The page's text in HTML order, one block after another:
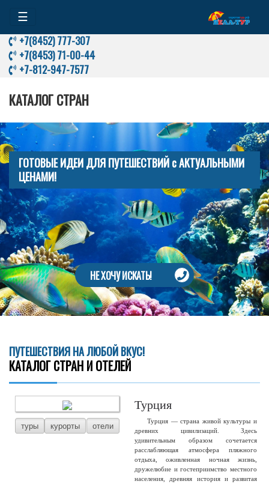
☰
+7(8452) 777-307
+7(8453) 71-00-44
+7-812-947-7577
КАТАЛОГ СТРАН
ГОТОВЫЕ ИДЕИ ДЛЯ ПУТЕШЕСТВИЙ с АКТУАЛЬНЫМИ
ЦЕНАМИ!
НЕ ХОЧУ ИСКАТЬ!
ПУТЕШЕСТВИЯ НА ЛЮБОЙ ВКУС!
КАТАЛОГ СТРАН И ОТЕЛЕЙ
туры курорты отели
Турция
Турция — страна живой культуры и
древних цивилизаций. Здесь
удивительным образом сочетается
расслабляющая атмосфера пляжного
отдыха, оживленная ночная жизнь,
дружелюбие и гостеприимство местного
населения, древняя история и развитая